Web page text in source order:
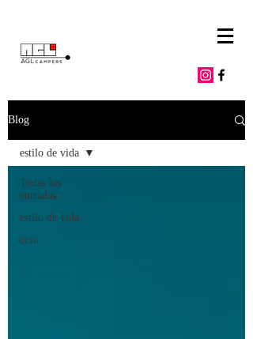
Blog
Todas las
entradas
estilo de vida
ocio
estilo de vida